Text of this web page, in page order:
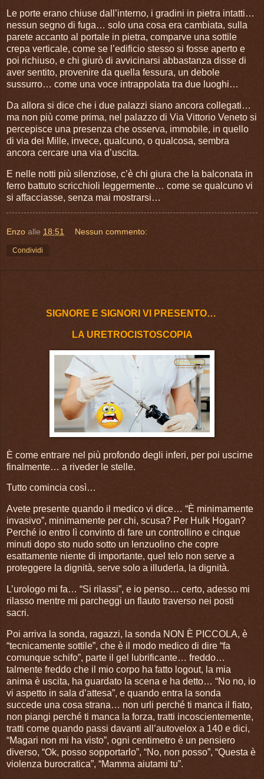
Le porte erano chiuse dall’interno, i gradini in pietra intatti…
nessun segno di fuga… solo una cosa era cambiata, sulla
parete accanto al portale in pietra, comparve una sottile
crepa verticale, come se l’edificio stesso si fosse aperto e
poi richiuso, e chi giurò di avvicinarsi abbastanza disse di
aver sentito, provenire da quella fessura, un debole
sussurro… come una voce intrappolata tra due luoghi…
Da allora si dice che i due palazzi siano ancora collegati…
ma non più come prima, nel palazzo di Via Vittorio Veneto si
percepisce una presenza che osserva, immobile, in quello
di via dei Mille, invece, qualcuno, o qualcosa, sembra
ancora cercare una via d’uscita.
E nelle notti più silenziose, c’è chi giura che la balconata in
ferro battuto scricchioli leggermente… come se qualcuno vi
si affacciasse, senza mai mostrarsi…
Enzo alle 18:51 Nessun commento:
Condividi
SIGNORE E SIGNORI VI PRESENTO…
LA URETROCISTOSCOPIA
È come entrare nel più profondo degli inferi, per poi uscirne
finalmente… a riveder le stelle.
Tutto comincia così…
Avete presente quando il medico vi dice… “È minimamente
invasivo”, minimamente per chi, scusa? Per Hulk Hogan?
Perché io entro lì convinto di fare un controllino e cinque
minuti dopo sto nudo sotto un lenzuolino che copre
esattamente niente di importante, quel telo non serve a
proteggere la dignità, serve solo a illuderla, la dignità.
L’urologo mi fa… “Si rilassi”, e io penso… certo, adesso mi
rilasso mentre mi parcheggi un flauto traverso nei posti
sacri.
Poi arriva la sonda, ragazzi, la sonda NON È PICCOLA, è
“tecnicamente sottile”, che è il modo medico di dire “fa
comunque schifo”, parte il gel lubrificante… freddo…
talmente freddo che il mio corpo ha fatto logout, la mia
anima è uscita, ha guardato la scena e ha detto… “No no, io
vi aspetto in sala d’attesa”, e quando entra la sonda
succede una cosa strana… non urli perché ti manca il fiato,
non piangi perché ti manca la forza, tratti incoscientemente,
tratti come quando passi davanti all’autovelox a 140 e dici,
“Magari non mi ha visto”, ogni centimetro è un pensiero
diverso, “Ok, posso sopportarlo”, “No, non posso”, “Questa è
violenza burocratica”, “Mamma aiutami tu”.